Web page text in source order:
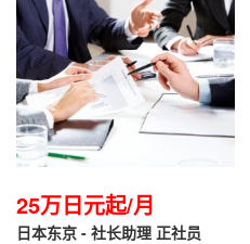
25万日元起/月
日本东京 - 社长助理 正社员